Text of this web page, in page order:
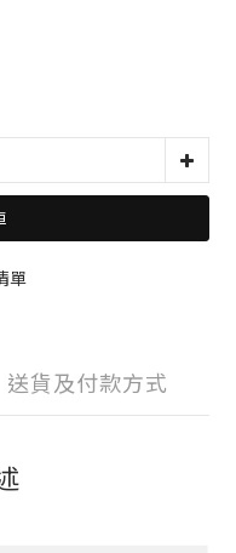
單
送貨及付款方式